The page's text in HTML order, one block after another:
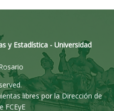
y Estadística - Universidad
libres por la Dirección de
FCEyE